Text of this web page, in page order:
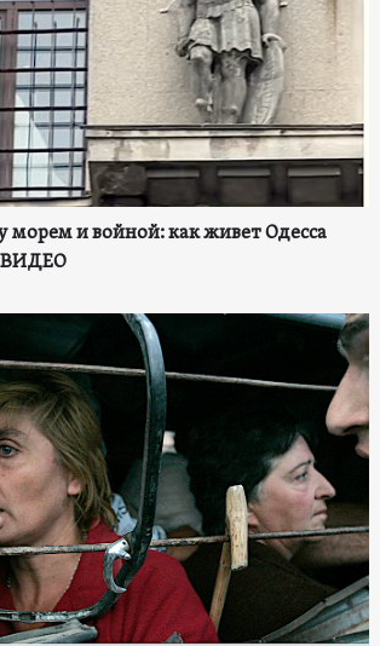
морем и войной: как живет Одесса
ВИДЕО